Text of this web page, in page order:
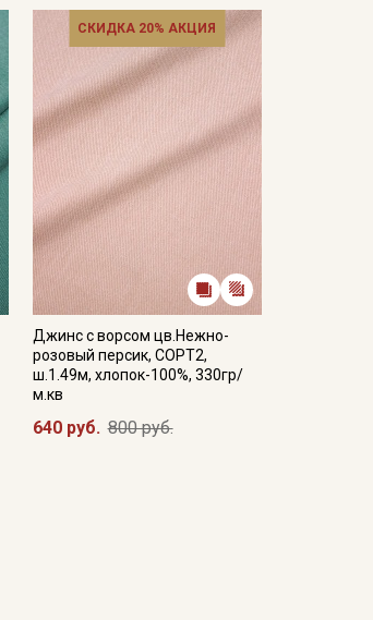
СКИДКА 20% АКЦИЯ
Джинс с ворсом цв.Нежно-
розовый персик, СОРТ2,
ш.1.49м, хлопок-100%, 330гр/
м.кв
640 руб. 800 руб.